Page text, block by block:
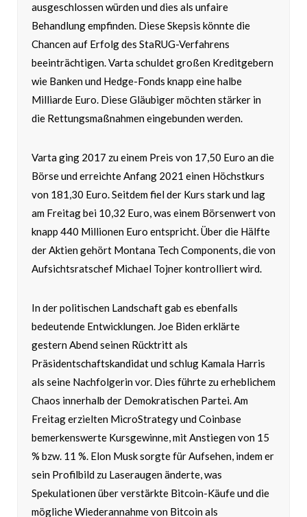
ausgeschlossen würden und dies als unfaire
Behandlung empfinden. Diese Skepsis könnte die
Chancen auf Erfolg des StaRUG-Verfahrens
beeinträchtigen. Varta schuldet großen Kreditgebern
wie Banken und Hedge-Fonds knapp eine halbe
Milliarde Euro. Diese Gläubiger möchten stärker in
die Rettungsmaßnahmen eingebunden werden.
Varta ging 2017 zu einem Preis von 17,50 Euro an die
Börse und erreichte Anfang 2021 einen Höchstkurs
von 181,30 Euro. Seitdem fiel der Kurs stark und lag
am Freitag bei 10,32 Euro, was einem Börsenwert von
knapp 440 Millionen Euro entspricht. Über die Hälfte
der Aktien gehört Montana Tech Components, die von
Aufsichtsratschef Michael Tojner kontrolliert wird.
In der politischen Landschaft gab es ebenfalls
bedeutende Entwicklungen. Joe Biden erklärte
gestern Abend seinen Rücktritt als
Präsidentschaftskandidat und schlug Kamala Harris
als seine Nachfolgerin vor. Dies führte zu erheblichem
Chaos innerhalb der Demokratischen Partei. Am
Freitag erzielten MicroStrategy und Coinbase
bemerkenswerte Kursgewinne, mit Anstiegen von 15
% bzw. 11 %. Elon Musk sorgte für Aufsehen, indem er
sein Profilbild zu Laseraugen änderte, was
Spekulationen über verstärkte Bitcoin-Käufe und die
mögliche Wiederannahme von Bitcoin als